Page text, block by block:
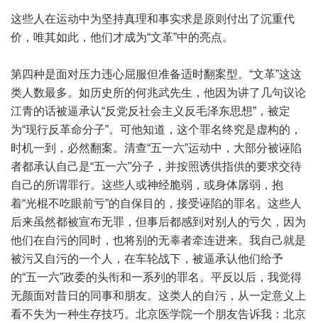
这些人在运动中为坚持真理和事实求是原则付出了沉重代
价，唯其如此，他们才成为“文革”中的亮点。
第四种是面对压力违心屈服但准备适时翻案型。“文革”这这
类人数最多。如历史所的何兆武先生，他因为讲了几句议论
江青的话被逼承认“反党反社会主义反毛泽东思想”，被定
为“现行反革命分子”。可他知道，这个罪名终究是虚构的，
时机一到，必然翻案。清查“五一六”运动中，大部分被诬陷
者都承认自己是“五一六”分子，并按照诱供指供的要求交待
自己的所谓罪行。这些人或神经脆弱，或身体孱弱，抱
着“光棍不吃眼前亏”的自保目的，接受诬陷的罪名。这些人
后来虽然都被宣布无罪，但事后都感到对别人的亏欠，因为
他们在自污的同时，也将别的无辜者牵连进来。我自己就是
被污又自污的一个人，在车轮战下，被逼承认他们给予
的“五一六”政委的头衔和一系列的罪名。平反以后，我觉得
无颜面对昔日的同事和朋友。这类人的自污，从一定意义上
看不失为一种生存技巧。北京医学院一个朋友告诉我：北京